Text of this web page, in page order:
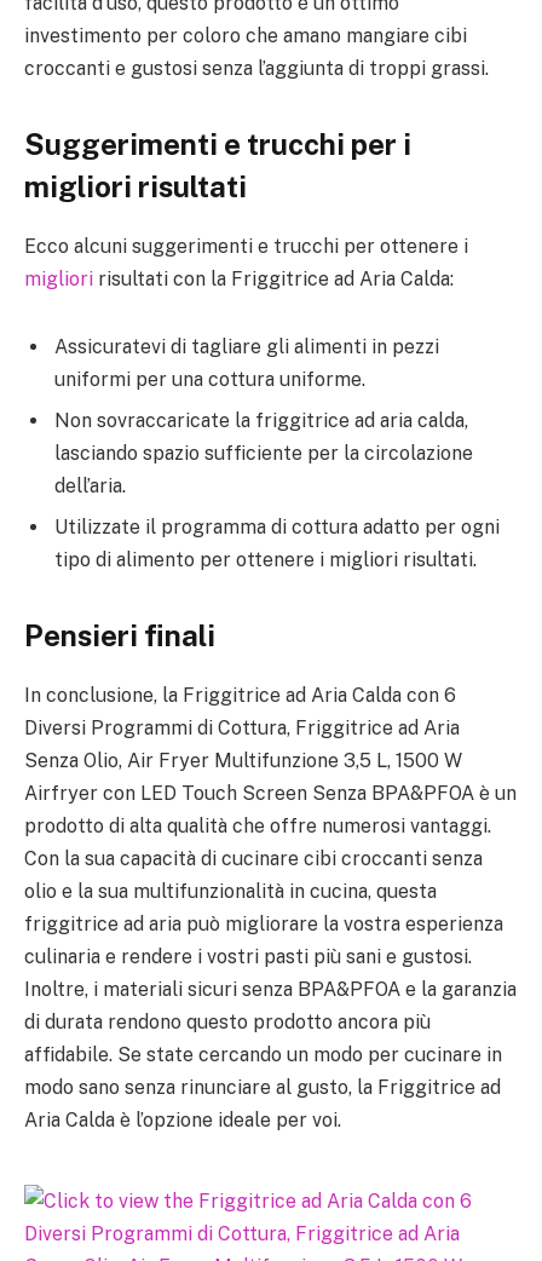
investimento per coloro che amano mangiare cibi
croccanti e gustosi senza l’aggiunta di troppi grassi.
Suggerimenti e trucchi per i
migliori risultati
Ecco alcuni suggerimenti e trucchi per ottenere i
migliori risultati con la Friggitrice ad Aria Calda:
Assicuratevi di tagliare gli alimenti in pezzi
uniformi per una cottura uniforme.
Non sovraccaricate la friggitrice ad aria calda,
lasciando spazio sufficiente per la circolazione
dell’aria.
Utilizzate il programma di cottura adatto per ogni
tipo di alimento per ottenere i migliori risultati.
Pensieri finali
In conclusione, la Friggitrice ad Aria Calda con 6
Diversi Programmi di Cottura, Friggitrice ad Aria
Senza Olio, Air Fryer Multifunzione 3,5 L, 1500 W
Airfryer con LED Touch Screen Senza BPA&PFOA è un
prodotto di alta qualità che offre numerosi vantaggi.
Con la sua capacità di cucinare cibi croccanti senza
olio e la sua multifunzionalità in cucina, questa
friggitrice ad aria può migliorare la vostra esperienza
culinaria e rendere i vostri pasti più sani e gustosi.
Inoltre, i materiali sicuri senza BPA&PFOA e la garanzia
di durata rendono questo prodotto ancora più
affidabile. Se state cercando un modo per cucinare in
modo sano senza rinunciare al gusto, la Friggitrice ad
Aria Calda è l’opzione ideale per voi.